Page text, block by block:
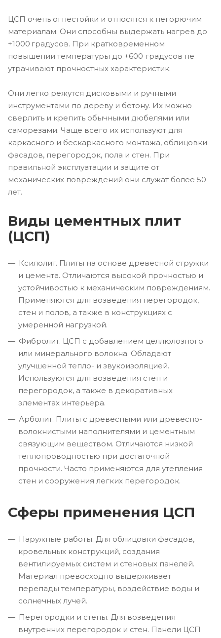
ЦСП очень огнестойки и относятся к негорючим
материалам. Они способны выдержать нагрев до
+1000 градусов. При кратковременном
повышении температуры до +600 градусов не
утрачивают прочностных характеристик.
Они легко режутся дисковыми и ручными
инструментами по дереву и бетону. Их можно
сверлить и крепить обычными дюбелями или
саморезами. Чаще всего их используют для
каркасного и бескаркасного монтажа, облицовки
фасадов, перегородок, пола и стен. При
правильной эксплуатации и защите от
механических повреждений они служат более 50
лет.
Виды цементных плит
(ЦСП)
Ксилолит. Плиты на основе древесной стружки
и цемента. Отличаются высокой прочностью и
устойчивостью к механическим повреждениям.
Применяются для возведения перегородок,
стен и полов, а также в конструкциях с
умеренной нагрузкой.
Фибролит. ЦСП с добавлением целлюлозного
или минерального волокна. Обладают
улучшенной тепло- и звукоизоляцией.
Используются для возведения стен и
перегородок, а также в декоративных
элементах интерьера.
Арболит. Плиты с древесными или древесно-
волокнистыми наполнителями и цементным
связующим веществом. Отличаются низкой
теплопроводностью при достаточной
прочности. Часто применяются для утепления
стен и сооружения легких перегородок.
Сферы применения ЦСП
Наружные работы. Для облицовки фасадов,
кровельных конструкций, создания
вентилируемых систем и стеновых панелей.
Материал превосходно выдерживает
перепады температуры, воздействие воды и
солнечных лучей.
Перегородки и стены. Для возведения
внутренних перегородок и стен. Панели ЦСП